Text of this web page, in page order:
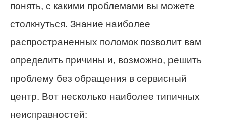
понять, с какими проблемами вы можете
столкнуться. Знание наиболее
распространенных поломок позволит вам
определить причины и, возможно, решить
проблему без обращения в сервисный
центр. Вот несколько наиболее типичных
неисправностей: